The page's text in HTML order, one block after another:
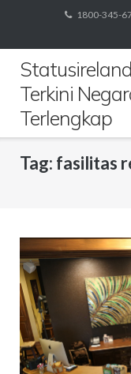
content
1800-345-
Terkini
Terlengkap
Tag: fasilitas